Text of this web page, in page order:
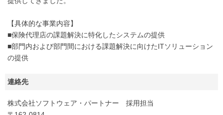
【具体的な事業内容】
■保険代理店の課題解決に特化したシステムの提供
■部門内および部門間における課題解決に向けたITソリューション
の提供
連絡先
株式会社ソフトウェア・パートナー 採用担当